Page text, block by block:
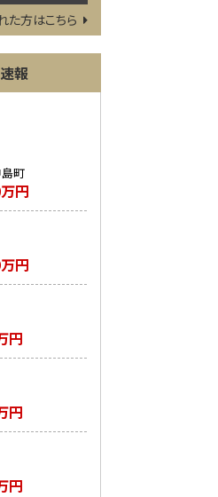
た方はこちら
報
町
円
円
円
円
円